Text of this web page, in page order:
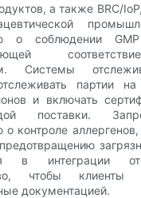
а также BRC/
о соблюдении
Системы
партии
и включать
поставки.
контроле аллергенов,
в интеграции
чтобы клиенты
документацией.